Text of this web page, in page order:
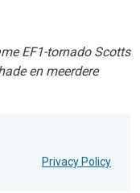
EF1-tornado Scotts
en meerdere
Privacy Policy